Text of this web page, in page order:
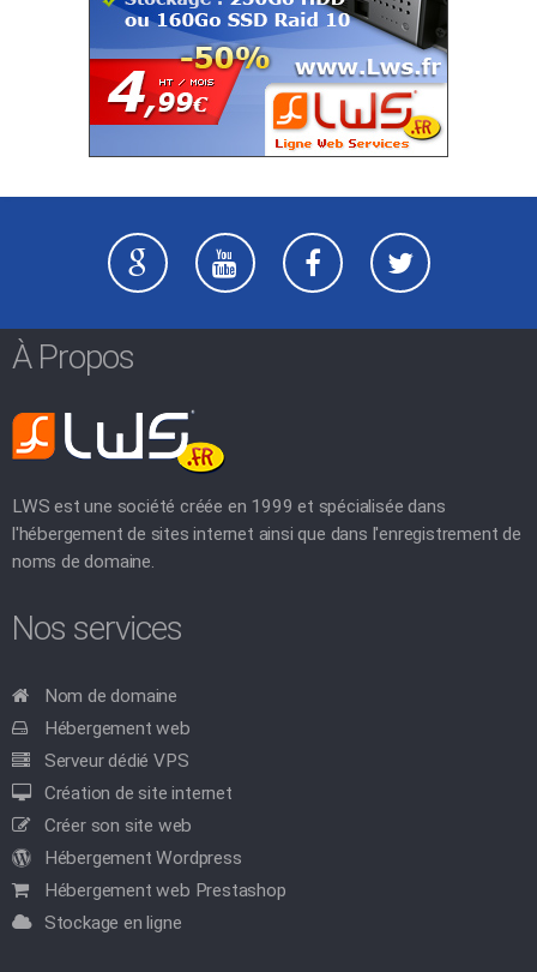
À Propos
LWS est une société créée en 1999 et spécialisée dans
l'hébergement de sites internet ainsi que dans l'enregistrement de
noms de domaine.
Nos services
Nom de domaine
Hébergement web
Serveur dédié VPS
Création de site internet
Créer son site web
Hébergement Wordpress
Hébergement web Prestashop
Stockage en ligne